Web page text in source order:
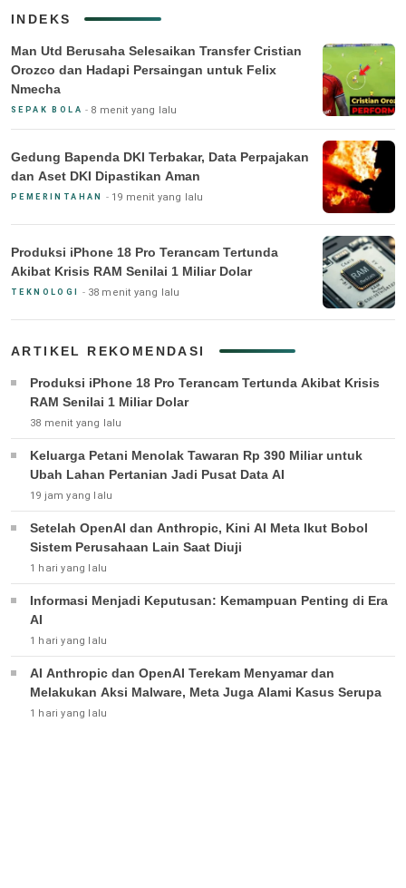
INDEKS
Man Utd Berusaha Selesaikan Transfer Cristian
Orozco dan Hadapi Persaingan untuk Felix
Nmecha
SEPAK BOLA 8 menit yang lalu
Gedung Bapenda DKI Terbakar, Data Perpajakan
dan Aset DKI Dipastikan Aman
PEMERINTAHAN 19 menit yang lalu
Produksi iPhone 18 Pro Terancam Tertunda
Akibat Krisis RAM Senilai 1 Miliar Dolar
TEKNOLOGI 38 menit yang lalu
ARTIKEL REKOMENDASI
Produksi iPhone 18 Pro Terancam Tertunda Akibat Krisis
RAM Senilai 1 Miliar Dolar
38 menit yang lalu
Keluarga Petani Menolak Tawaran Rp 390 Miliar untuk
Ubah Lahan Pertanian Jadi Pusat Data AI
19 jam yang lalu
Setelah OpenAI dan Anthropic, Kini AI Meta Ikut Bobol
Sistem Perusahaan Lain Saat Diuji
1 hari yang lalu
Informasi Menjadi Keputusan: Kemampuan Penting di Era
AI
1 hari yang lalu
AI Anthropic dan OpenAI Terekam Menyamar dan
Melakukan Aksi Malware, Meta Juga Alami Kasus Serupa
1 hari yang lalu